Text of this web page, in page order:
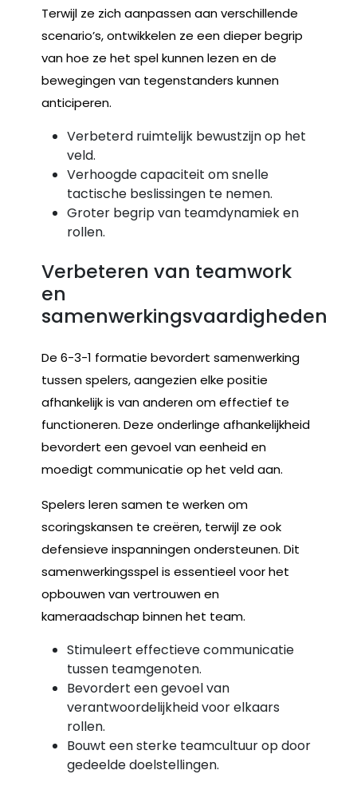
Terwijl ze zich aanpassen aan verschillende
scenario’s, ontwikkelen ze een dieper begrip
van hoe ze het spel kunnen lezen en de
bewegingen van tegenstanders kunnen
anticiperen.
Verbeterd ruimtelijk bewustzijn op het
veld.
Verhoogde capaciteit om snelle
tactische beslissingen te nemen.
Groter begrip van teamdynamiek en
rollen.
Verbeteren van teamwork
en
samenwerkingsvaardigheden
De 6-3-1 formatie bevordert samenwerking
tussen spelers, aangezien elke positie
afhankelijk is van anderen om effectief te
functioneren. Deze onderlinge afhankelijkheid
bevordert een gevoel van eenheid en
moedigt communicatie op het veld aan.
Spelers leren samen te werken om
scoringskansen te creëren, terwijl ze ook
defensieve inspanningen ondersteunen. Dit
samenwerkingsspel is essentieel voor het
opbouwen van vertrouwen en
kameraadschap binnen het team.
Stimuleert effectieve communicatie
tussen teamgenoten.
Bevordert een gevoel van
verantwoordelijkheid voor elkaars
rollen.
Bouwt een sterke teamcultuur op door
gedeelde doelstellingen.